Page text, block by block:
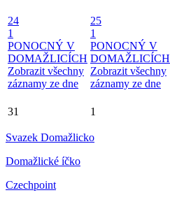
24
1
PONOCNÝ V
DOMAŽLICÍCH
Zobrazit všechny
záznamy ze dne
25
1
PONOCNÝ V
DOMAŽLICÍCH
Zobrazit všechny
záznamy ze dne
31
1
Svazek Domažlicko
Domažlické íčko
Czechpoint